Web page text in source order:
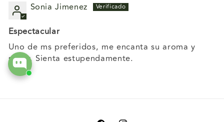
Sonia Jimenez
Espectacular
Uno de ms preferidos, me encanta su aroma y
sabor. Sienta estupendamente.